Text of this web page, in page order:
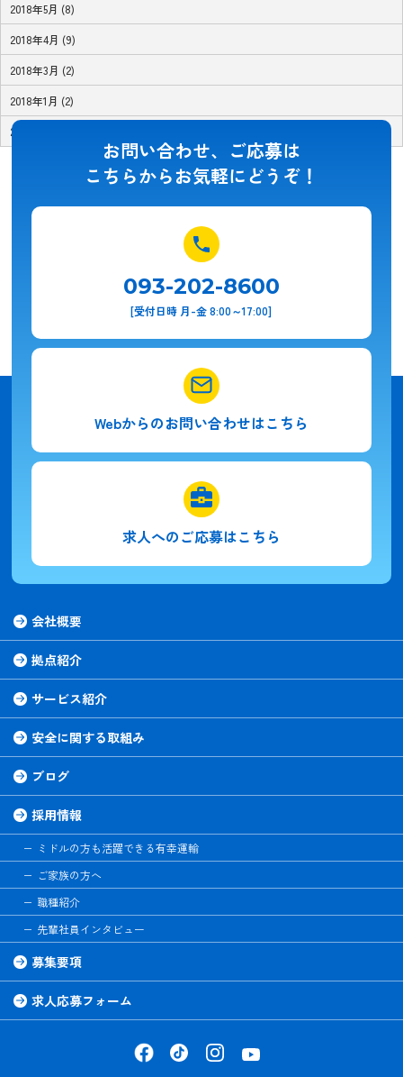
2018年5月 (8)
2018年4月 (9)
2018年3月 (2)
2018年1月 (2)
2017年11月 (1)
お問い合わせ、ご応募は
こちらからお気軽にどうぞ！
093-202-8600
[受付日時 月-金 8:00～17:00]
Webからのお問い合わせはこちら
求人へのご応募はこちら
会社概要
拠点紹介
サービス紹介
安全に関する取組み
ブログ
採用情報
ミドルの方も活躍できる有幸運輸
ご家族の方へ
職種紹介
先輩社員インタビュー
募集要項
求人応募フォーム